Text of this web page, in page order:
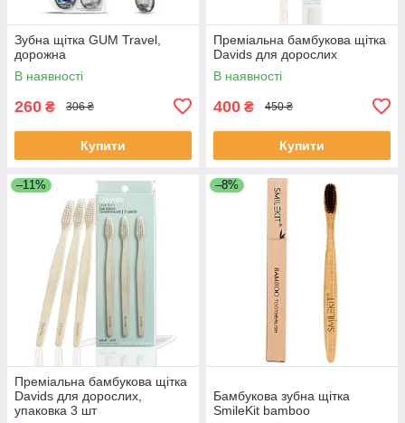
Зубна щітка GUM Travel,
дорожна
В наявності
260 ₴ 306 ₴
Купити
Преміальна бамбукова щітка
Davids для дорослих
В наявності
400 ₴ 450 ₴
Купити
–11%
Преміальна бамбукова щітка
Davids для дорослих,
упаковка 3 шт
–8%
Бамбукова зубна щітка
SmileKit bamboo